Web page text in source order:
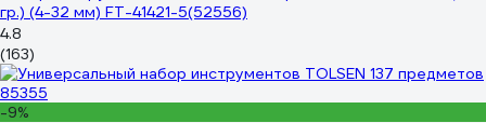
гр.) (4-32 мм) FT-41421-5(52556)
4.8
(163)
-9%